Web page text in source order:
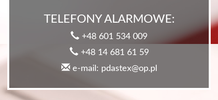
TELEFONY ALARMOWE:
+48 601 534 009
+48 14 681 61 59
e-mail: pdastex@op.pl